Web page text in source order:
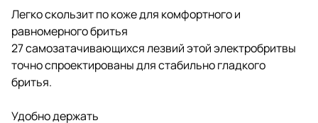
Легко скользит по коже для комфортного и
равномерного бритья
27 самозатачивающихся лезвий этой электробритвы
точно спроектированы для стабильно гладкого
бритья.
Удобно держать